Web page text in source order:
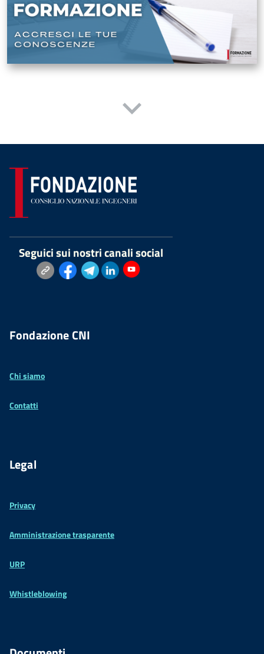
Seguici sui nostri canali social
Fondazione CNI
Chi siamo
Contatti
Legal
Privacy
Amministrazione trasparente
URP
Whistleblowing